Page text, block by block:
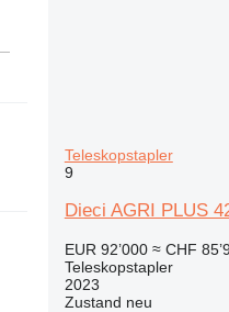
Teleskopstapler
9
Dieci AGRI PLUS
EUR 92’000 ≈ CHF
Teleskopstapler
2023
Zustand neu